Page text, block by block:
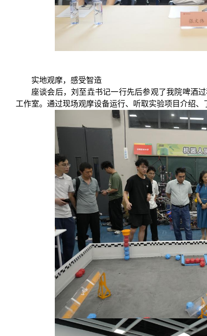
实地观摩，感受智造
座谈会后，刘至垚书记一行先后参观了我院啤酒
工作室。通过现场观摩设备运行、听取实验项目介绍、